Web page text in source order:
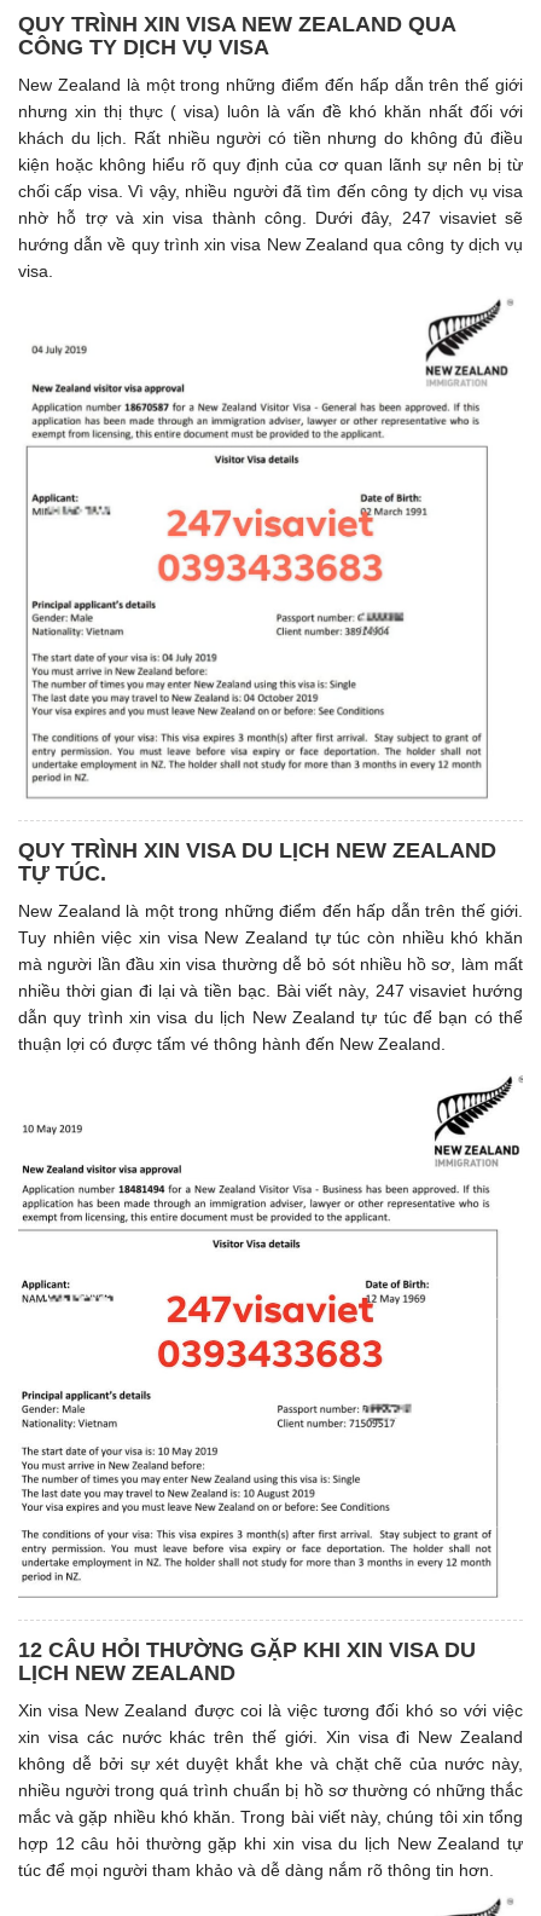
QUY TRÌNH XIN VISA NEW ZEALAND QUA
CÔNG TY DỊCH VỤ VISA
New Zealand là một trong những điểm đến hấp dẫn trên thế giới
nhưng xin thị thực ( visa) luôn là vấn đề khó khăn nhất đối với
khách du lịch. Rất nhiều người có tiền nhưng do không đủ điều
kiện hoặc không hiểu rõ quy định của cơ quan lãnh sự nên bị từ
chối cấp visa. Vì vậy, nhiều người đã tìm đến công ty dịch vụ visa
nhờ hỗ trợ và xin visa thành công. Dưới đây, 247 visaviet sẽ
hướng dẫn về quy trình xin visa New Zealand qua công ty dịch vụ
visa.
QUY TRÌNH XIN VISA DU LỊCH NEW ZEALAND
TỰ TÚC.
New Zealand là một trong những điểm đến hấp dẫn trên thế giới.
Tuy nhiên việc xin visa New Zealand tự túc còn nhiều khó khăn
mà người lần đầu xin visa thường dễ bỏ sót nhiều hồ sơ, làm mất
nhiều thời gian đi lại và tiền bạc. Bài viết này, 247 visaviet hướng
dẫn quy trình xin visa du lịch New Zealand tự túc để bạn có thể
thuận lợi có được tấm vé thông hành đến New Zealand.
12 CÂU HỎI THƯỜNG GẶP KHI XIN VISA DU
LỊCH NEW ZEALAND
Xin visa New Zealand được coi là việc tương đối khó so với việc
xin visa các nước khác trên thế giới. Xin visa đi New Zealand
không dễ bởi sự xét duyệt khắt khe và chặt chẽ của nước này,
nhiều người trong quá trình chuẩn bị hồ sơ thường có những thắc
mắc và gặp nhiều khó khăn. Trong bài viết này, chúng tôi xin tổng
hợp 12 câu hỏi thường gặp khi xin visa du lịch New Zealand tự
túc để mọi người tham khảo và dễ dàng nắm rõ thông tin hơn.